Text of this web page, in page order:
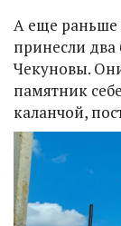
А еще
принесли два
Чекуновы.
памятник
каланчой,